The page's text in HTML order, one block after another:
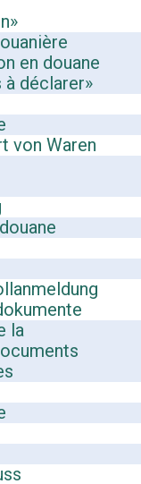
en douane
à déclarer»
von Waren
la